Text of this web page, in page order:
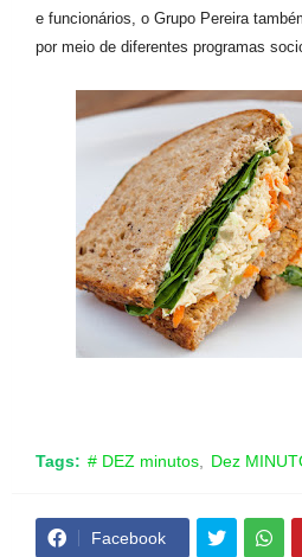
e funcionários, o Grupo Pereira
por meio de diferentes programas
Tags: # DEZ minutos Dez
Facebook